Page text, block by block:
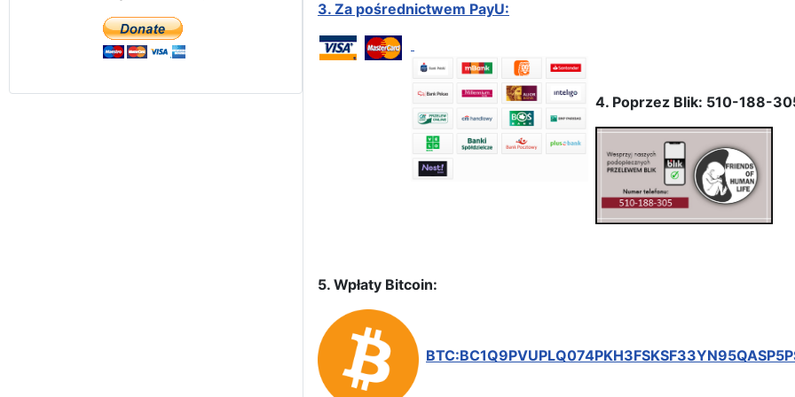
3. Za pośrednictwem PayU:
4. Poprzez Blik: 510-188-
5. Wpłaty Bitcoin: